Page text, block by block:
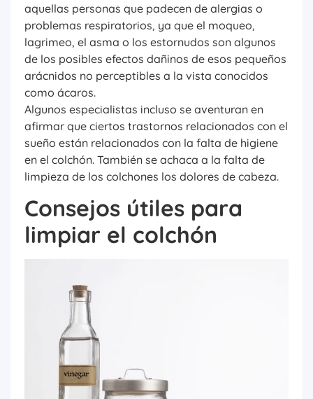
aquellas personas que padecen de alergias o
problemas respiratorios, ya que el moqueo,
lagrimeo, el asma o los estornudos son algunos
de los posibles efectos dañinos de esos pequeños
arácnidos no perceptibles a la vista conocidos
como ácaros.
Algunos especialistas incluso se aventuran en
afirmar que ciertos trastornos relacionados con el
sueño están relacionados con la falta de higiene
en el colchón. También se achaca a la falta de
limpieza de los colchones los dolores de cabeza.
Consejos útiles para
limpiar el colchón